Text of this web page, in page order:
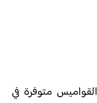
متوفرة في